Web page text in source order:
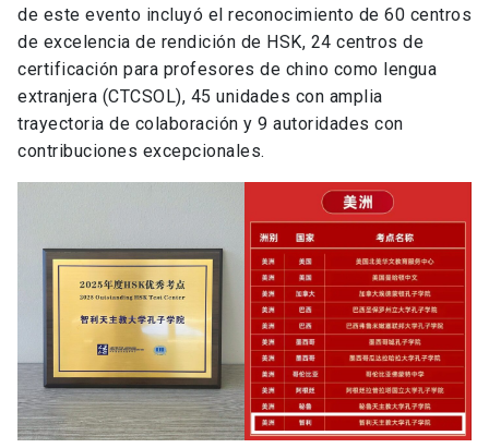
de este evento incluyó el reconocimiento de 60 centros
de excelencia de rendición de HSK, 24 centros de
certificación para profesores de chino como lengua
extranjera (CTCSOL), 45 unidades con amplia
trayectoria de colaboración y 9 autoridades con
contribuciones excepcionales.